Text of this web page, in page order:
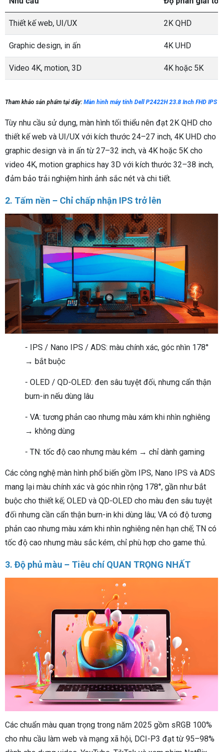
Thiết kế web, UI/UX 2K QHD
Graphic design, in ấn 4K UHD
Video 4K, motion, 3D 4K hoặc 5K
Tham khảo sản phẩm tại đây: Màn hình máy tính Dell P2422H 23.8 Inch FHD IPS
Tùy nhu cầu sử dụng, màn hình tối thiểu nên đạt 2K QHD cho
thiết kế web và UI/UX với kích thước 24–27 inch, 4K UHD cho
graphic design và in ấn từ 27–32 inch, và 4K hoặc 5K cho
video 4K, motion graphics hay 3D với kích thước 32–38 inch,
đảm bảo trải nghiệm hình ảnh sắc nét và chi tiết.
2. Tấm nền – Chỉ chấp nhận IPS trở lên
- IPS / Nano IPS / ADS: màu chính xác, góc nhìn 178°
→ bắt buộc
- OLED / QD-OLED: đen sâu tuyệt đối, nhưng cẩn thận
burn-in nếu dùng lâu
- VA: tương phản cao nhưng màu xám khi nhìn nghiêng
→ không dùng
- TN: tốc độ cao nhưng màu kém → chỉ dành gaming
Các công nghệ màn hình phổ biến gồm IPS, Nano IPS và ADS
mang lại màu chính xác và góc nhìn rộng 178°, gần như bắt
buộc cho thiết kế; OLED và QD-OLED cho màu đen sâu tuyệt
đối nhưng cần cẩn thận burn-in khi dùng lâu; VA có độ tương
phản cao nhưng màu xám khi nhìn nghiêng nên hạn chế; TN có
tốc độ cao nhưng màu sắc kém, chỉ phù hợp cho game thủ.
3. Độ phủ màu – Tiêu chí QUAN TRỌNG NHẤT
Các chuẩn màu quan trọng trong năm 2025 gồm sRGB 100%
cho nhu cầu làm web và mạng xã hội, DCI-P3 đạt từ 95–98%